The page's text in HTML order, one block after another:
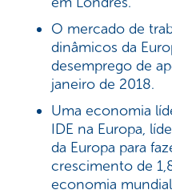
O mercado de
dinâmicos da
desemprego de
janeiro de 2018.
Uma economia
IDE na Europa,
da Europa para
crescimento de
economia